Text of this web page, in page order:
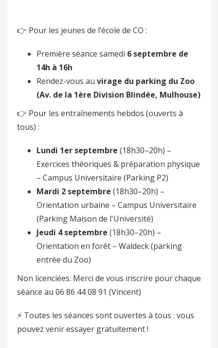
👉 Pour les jeunes de l’école de CO :
Première séance samedi 6 septembre de
14h à 16h
Rendez-vous au virage du parking du Zoo
(Av. de la 1ère Division Blindée, Mulhouse)
👉 Pour les entraînements hebdos (ouverts à
tous) :
Lundi 1er septembre (18h30–20h) –
Exercices théoriques & préparation physique
– Campus Universitaire (Parking P2)
Mardi 2 septembre (18h30–20h) –
Orientation urbaine – Campus Universitaire
(Parking Maison de l'Université)
Jeudi 4 septembre (18h30–20h) –
Orientation en forêt – Waldeck (parking
entrée du Zoo)
Non licenciées: Merci de vous inscrire pour chaque
séance au 06 86 44 08 91 (Vincent)
⚡️ Toutes les séances sont ouvertes à tous : vous
pouvez venir essayer gratuitement !